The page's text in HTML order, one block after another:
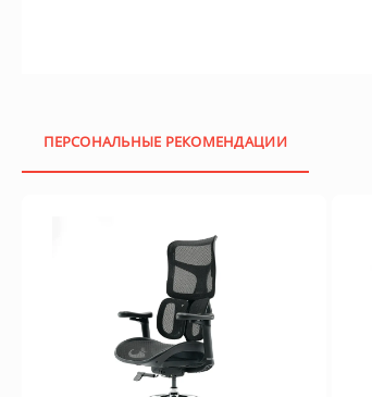
ПЕРСОНАЛЬНЫЕ РЕКОМЕНДАЦИИ